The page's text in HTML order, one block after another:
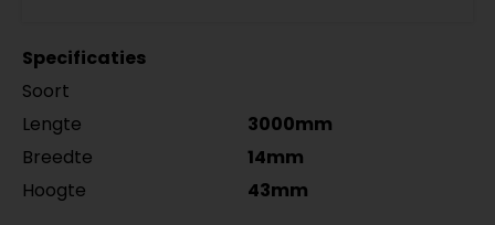
Specificaties
Soort
Lengte
3000mm
Breedte
14mm
Hoogte
43mm